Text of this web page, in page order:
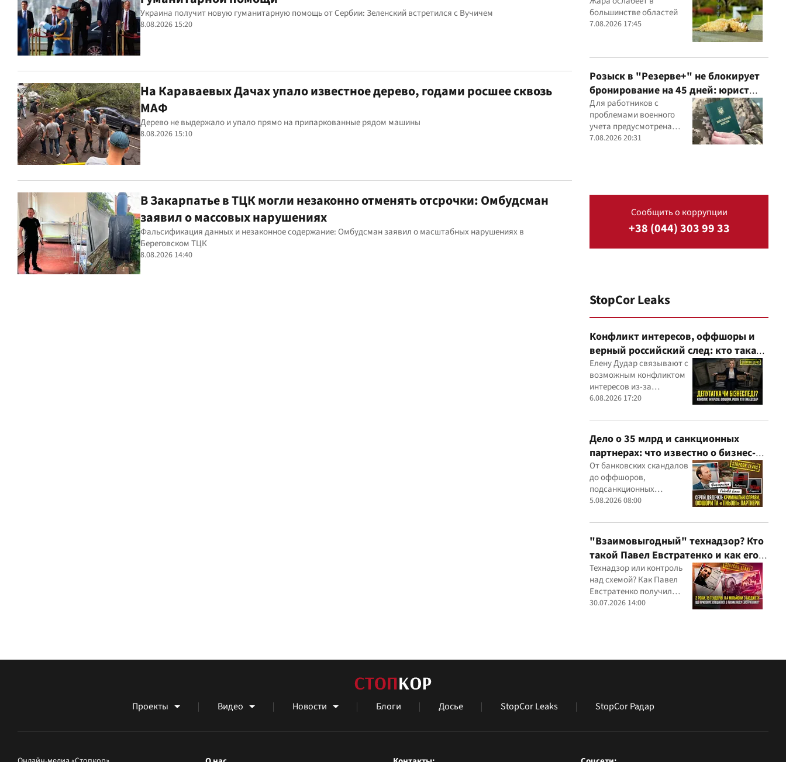
Украина получит новую гуманитарную помощь от Сербии: Зеленский встретился с Вучичем
8.08.2026 15:20
На Караваевых Дачах упало известное дерево, годами росшее сквозь
МАФ
Дерево не выдержало и упало прямо на припаркованные рядом машины
8.08.2026 15:10
В Закарпатье в ТЦК могли незаконно отменять отсрочки: Омбудсман
заявил о массовых нарушениях
Фальсификация данных и незаконное содержание: Омбудсман заявил о масштабных нарушениях в
Береговском ТЦК
8.08.2026 14:40
большинстве областей
7.08.2026 17:45
Розыск в "Резерве+" не блокирует
бронирование на 45 дней: юрист
объяснил важный нюанс
Для работников с
проблемами военного
учета предусмотрена
специальная процедура
7.08.2026 20:31
Сообщить о коррупции
+38 (044) 303 99 33
StopCor Leaks
Конфликт интересов, оффшоры и
верный российский след: кто такая
Елена Дударь
Елену Дудар связывают с
возможным конфликтом
интересов из-за
семейного строительного
скандалов, судебных дел
6.08.2026 17:20
Дело о 35 млрд и санкционных
партнерах: что известно о бизнес-
интересах Сергея Дядечко от
"Родовид Банка" до "ФАРМАСЕЛ"
От банковских скандалов
до оффшоров,
подсанкционных
партнеров и уголовных
связи Сергея Дядечко до
сих пор простираются
через Украину и несколько
иностранных юрисдикций
5.08.2026 08:00
"Взаимовыгодный" технадзор? Кто
такой Павел Евстратенко и как его
ФЛП получил доступ к бюджетным
миллионам?
Технадзор или контроль
над схемой? Как Павел
Евстратенко получил
миллионные подряды
30.07.2026 14:00
Проекты Видео Новости Блоги Досье StopCor Leaks StopCor Радар